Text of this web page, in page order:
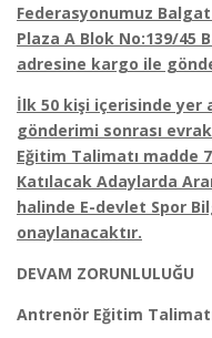
Federasyonumuz
Plaza A Blok No:139/45
adresine kargo ile
İlk 50 kişi içerisinde
gönderimi sonrası
Eğitim Talimatı madde
Katılacak Adaylarda
halinde E-devlet Spor
onaylanacaktır.
DEVAM ZORUNLULUĞU
Antrenör Eğitim